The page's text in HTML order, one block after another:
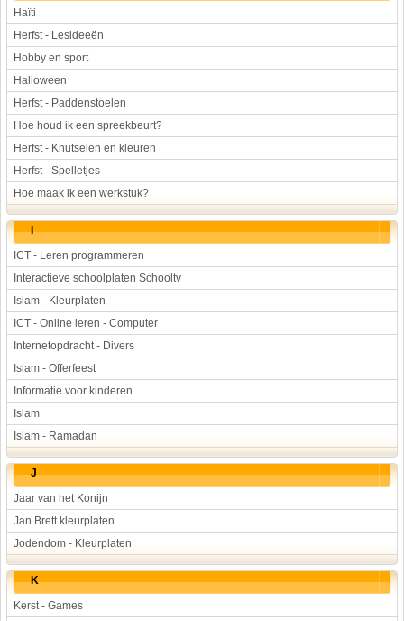
Haïti
Herfst - Lesideeën
Hobby en sport
Halloween
Herfst - Paddenstoelen
Hoe houd ik een spreekbeurt?
Herfst - Knutselen en kleuren
Herfst - Spelletjes
Hoe maak ik een werkstuk?
I
ICT - Leren programmeren
Interactieve schoolplaten Schooltv
Islam - Kleurplaten
ICT - Online leren - Computer
Internetopdracht - Divers
Islam - Offerfeest
Informatie voor kinderen
Islam
Islam - Ramadan
J
Jaar van het Konijn
Jan Brett kleurplaten
Jodendom - Kleurplaten
K
Kerst - Games